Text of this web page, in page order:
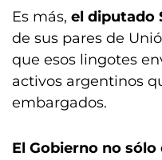
Es más, el diputado
de sus pares de
que esos lingotes
activos argentinos
embargados.
El Gobierno no